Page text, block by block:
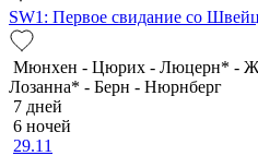
SW1: Первое свидание со
Мюнхен - Цюрих - Люцерн* -
Лозанна* - Берн - Нюрнберг
7 дней
6 ночей
29.11